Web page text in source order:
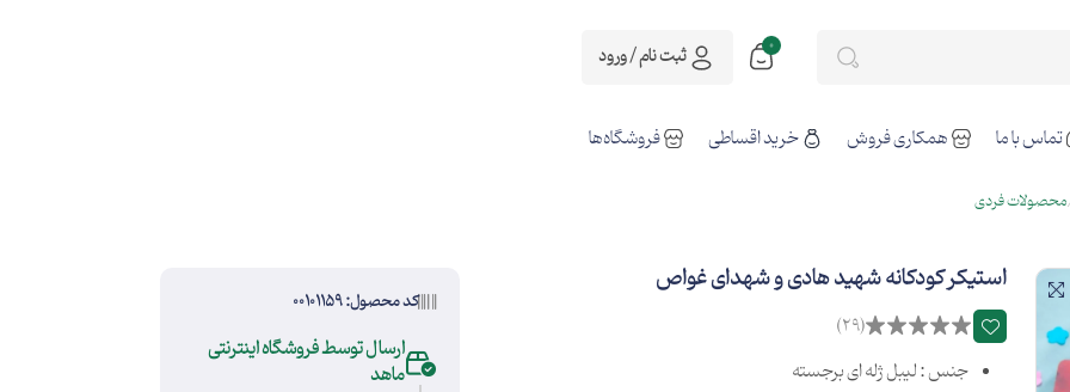
0 ثبت نام / ورود
تماس با ما همکاری فروش خرید اقساطی فروشگاه‌ها
محصولات فردی
استیکر کودکانه شهید هادی و شهدای غواص
(29)
جنس : لیبل ژله ای برجسته
کد محصول: 00101159
ارسال توسط فروشگاه اینترنتی
ماهد